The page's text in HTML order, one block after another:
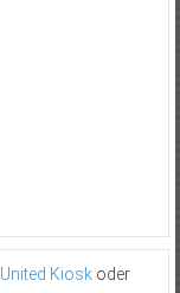
United Kioskoder